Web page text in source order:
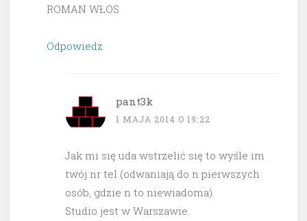
ROMAN WŁOS
Odpowiedz
pant3k
1 MAJA 2014 O 19:22
Jak mi się uda wstrzelić się to wyśle im
twój nr tel (odwaniają do n pierwszych
osób, gdzie n to niewiadoma).
Studio jest w Warszawie.